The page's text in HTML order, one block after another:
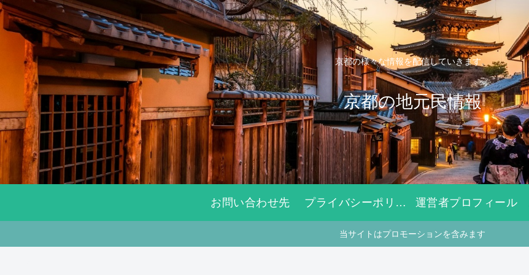
京都の様々な情報を配信していきます。
京都の地元民情報
お問い合わせ先 プライバシーポリシー 運営者プロフィール
当サイトはプロモーションを含みます